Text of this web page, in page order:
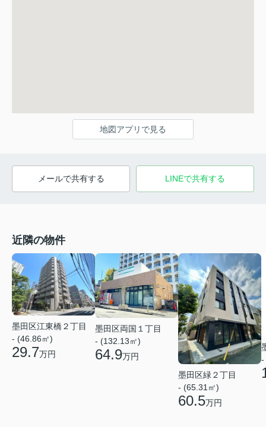
地図アプリで見る
メールで共有する LINEで共有する
近隣の物件
墨田区江東橋２丁目
- (46.86㎡)
29.7万円
墨田区両国１丁目
- (132.13㎡)
64.9万円
墨田区緑２丁目
- (65.31㎡)
60.5万円
-